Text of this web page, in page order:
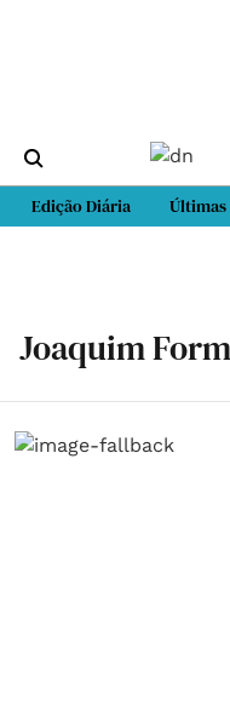
Edição Diária Últimas
Joaquim